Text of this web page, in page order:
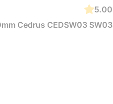
5.00
Cedrus CEDSW03 SW03